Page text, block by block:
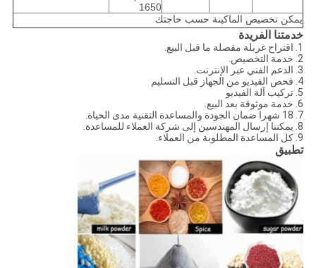
1650
يمكن تخصيص الماكينة حسب حاجتك
خدمتنا الفريدة
1. اقتراح غربلة مفصلة ما قبل البيع.
2. خدمة التخصيص.
3. الدعم الفني عبر الإنترنت.
4. فحص الفيديو من الجهاز قبل التسليم
5. تركيب آلة الفيديو
6. خدمة موثوقة بعد البيع.
7. 18 شهرا ضمان الجودة والمساعدة التقنية مدى الحياة.
8. يمكننا إرسال المهندسين إلى شركة العملاء للمساعدة.
9. كل المساعدة المطلوبة من العملاء.
تطبيق